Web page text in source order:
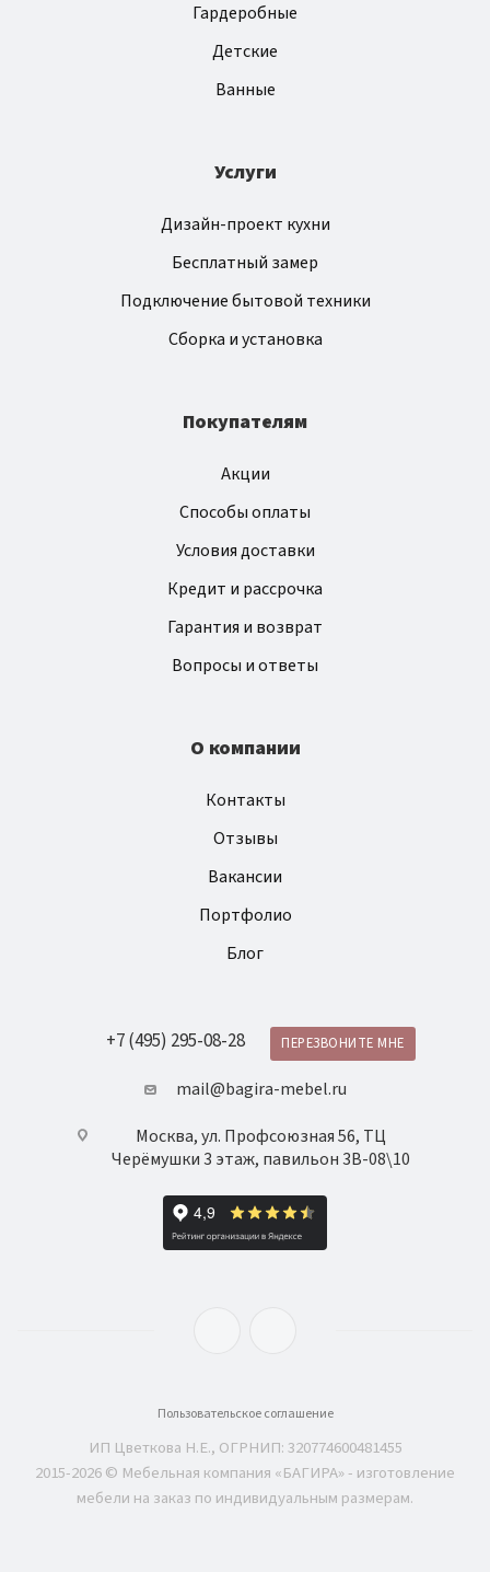
Гардеробные
Детские
Ванные
Услуги
Дизайн-проект кухни
Бесплатный замер
Подключение бытовой техники
Сборка и установка
Покупателям
Акции
Способы оплаты
Условия доставки
Кредит и рассрочка
Гарантия и возврат
Вопросы и ответы
О компании
Контакты
Отзывы
Вакансии
Портфолио
Блог
+7 (495) 295-08-28 ПЕРЕЗВОНИТЕ МНЕ
mail@bagira-mebel.ru
Москва, ул. Профсоюзная 56, ТЦ
Черёмушки 3 этаж, павильон 3В-08\10
Пользовательское соглашение
ИП Цветкова Н.Е., ОГРНИП: 320774600481455
2015-2026 © Мебельная компания «БАГИРА» - изготовление
мебели на заказ по индивидуальным размерам.